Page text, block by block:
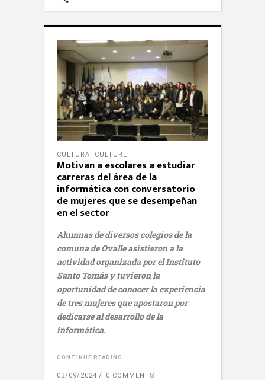
CULTURA, CULTURE
Motivan a escolares a estudiar
carreras del área de la
informática con conversatorio
de mujeres que se desempeñan
en el sector
Alumnas de diversos colegios de la
comuna de Ovalle asistieron a la
actividad organizada por el Instituto
Santo Tomás y tuvieron la
oportunidad de conocer la experiencia
de tres mujeres que apostaron por
dedicarse al desarrollo de la
informática.
CONTINUE READING
03/09/2024 0 COMMENTS